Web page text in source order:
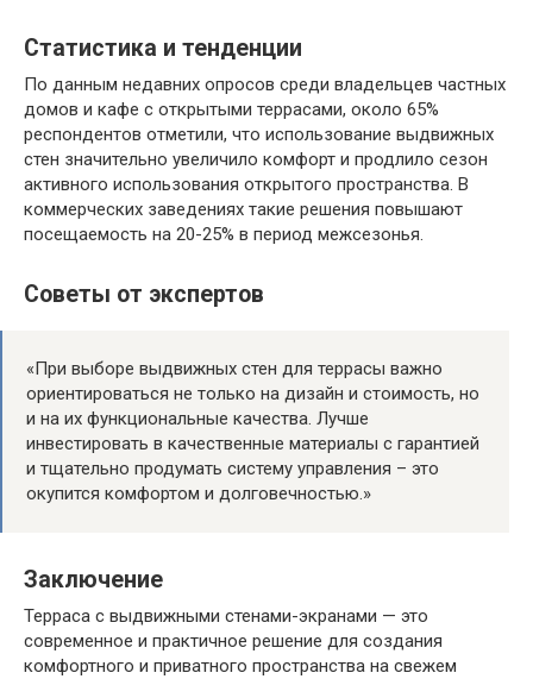
Статистика и тенденции
По данным недавних опросов среди владельцев частных
домов и кафе с открытыми террасами, около 65%
респондентов отметили, что использование выдвижных
стен значительно увеличило комфорт и продлило сезон
активного использования открытого пространства. В
коммерческих заведениях такие решения повышают
посещаемость на 20-25% в период межсезонья.
Советы от экспертов
«При выборе выдвижных стен для террасы важно
ориентироваться не только на дизайн и стоимость, но
и на их функциональные качества. Лучше
инвестировать в качественные материалы с гарантией
и тщательно продумать систему управления – это
окупится комфортом и долговечностью.»
Заключение
Терраса с выдвижными стенами-экранами — это
современное и практичное решение для создания
комфортного и приватного пространства на свежем